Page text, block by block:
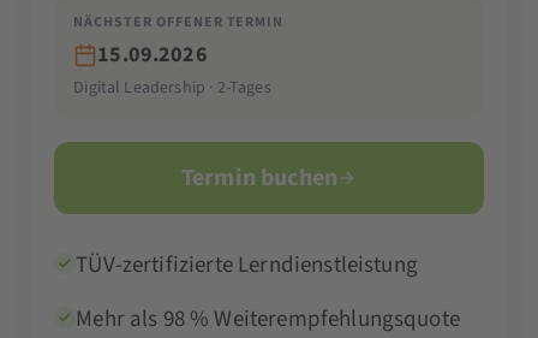
NÄCHSTER OFFENER TERMIN
15.09.2026
Digital Leadership · 2-Tages
Termin buchen
TÜV-zertifizierte Lerndienstleistung
Mehr als 98 % Weiterempfehlungsquote